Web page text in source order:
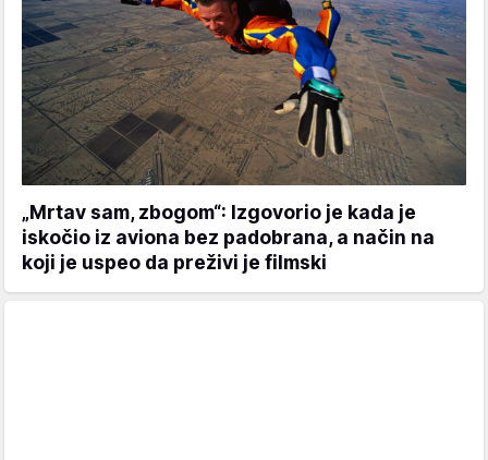
„Mrtav sam, zbogom“: Izgovorio je kada je
iskočio iz aviona bez padobrana, a način na
koji je uspeo da preživi je filmski